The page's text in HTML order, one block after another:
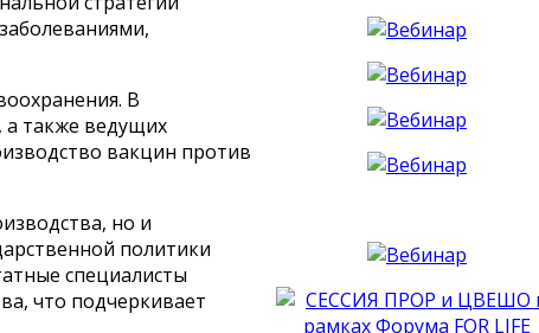
В
а также ведущих
вакцин против
но и
политики
специалисты
что подчеркивает